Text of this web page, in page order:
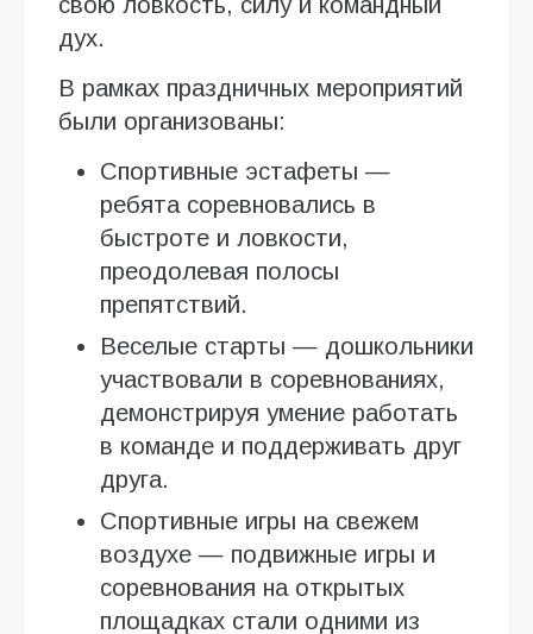
дух.
В рамках праздничных мероприятий
были организованы:
Спортивные эстафеты —
ребята соревновались в
быстроте и ловкости,
преодолевая полосы
препятствий.
Веселые старты — дошкольники
участвовали в соревнованиях,
демонстрируя умение работать
в команде и поддерживать друг
друга.
Спортивные игры на свежем
воздухе — подвижные игры и
соревнования на открытых
площадках стали одними из